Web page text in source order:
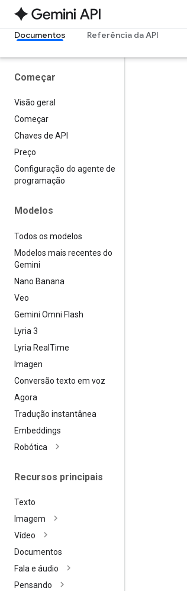
Documentos Referência da API
Começar
Visão geral
Começar
Chaves de API
Preço
Configuração do agente de
programação
Modelos
Todos os modelos
Modelos mais recentes do
Gemini
Nano Banana
Veo
Gemini Omni Flash
Lyria 3
Lyria Real Time
Imagen
Conversão texto em voz
Agora
Tradução instantânea
Embeddings
Robótica
Recursos principais
Texto
Imagem
Vídeo
Documentos
Fala e áudio
Pensando